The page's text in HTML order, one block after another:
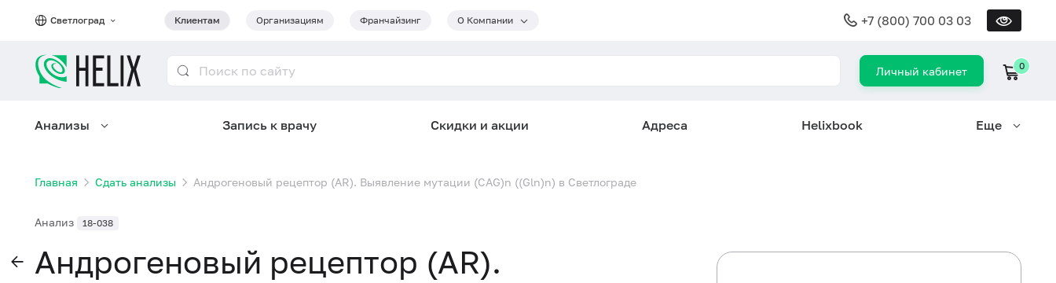
Светлоград Клиентам Организациям Франчайзинг О Компании +7 (800) 700 03 03
Личный кабинет 0
Анализы Запись к врачу Скидки и акции Адреса Helixbook Еще
Главная Сдать анализы Андрогеновый рецептор (AR). Выявление мутации (CAG)n ((Gln)n) в Светлограде
Анализ 18-038
Андрогеновый рецептор (AR).